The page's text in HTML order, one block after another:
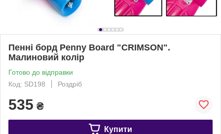
Пенні борд Penny Board "CRIMSON".
Малиновий колір
Готово до відправки
Код: SD198
Роздріб
535 ₴
Купити